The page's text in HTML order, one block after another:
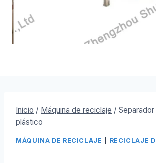
Inicio / Máquina de reciclaje /
plástico
MÁQUINA DE RECICLAJE RECICLAJE